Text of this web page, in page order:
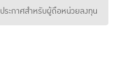
ประกาศสำหรับผู้ถือหน่วยลงทุน